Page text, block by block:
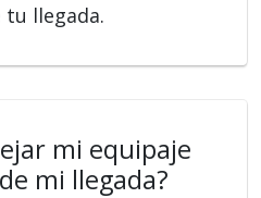
llegada.
mi equipaje
mi llegada?